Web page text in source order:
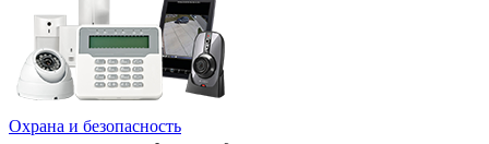
Охрана и безопасность